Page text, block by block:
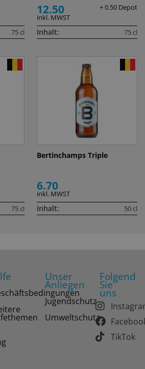
75 cl
12.50
+ 0.50 Depot
inkl. MWST
Inhalt: 75 cl
75 cl
Bertinchamps Triple
6.70
inkl. MWST
Inhalt: 50 cl
Unser
Anliegen
Jugendschutz
Umweltschutz
Folgend
Sie
uns
TikTok